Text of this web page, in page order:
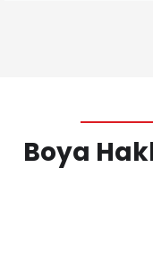
Boya